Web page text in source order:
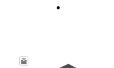
diversos adaptadores em